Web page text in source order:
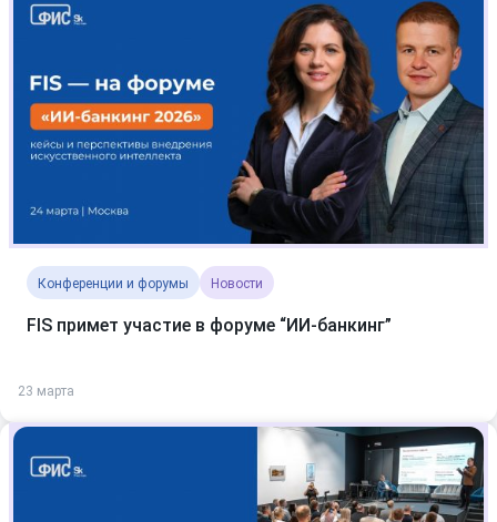
Конференции и форумы Новости
FIS примет участие в форуме “ИИ-банкинг”
23 марта